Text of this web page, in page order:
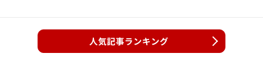
人気記事ランキング